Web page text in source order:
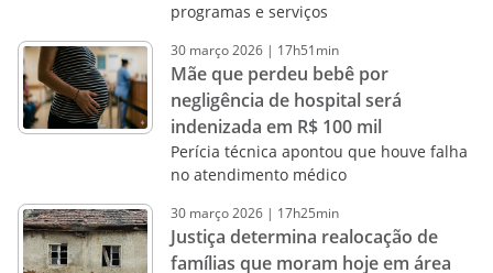
programas e serviços
30 março2026 | 17h51min
Mãe que perdeu bebê por
negligência de hospital será
indenizada em R$ 100 mil
Perícia técnica apontou que houve falha
no atendimento médico
30 março2026 | 17h25min
Justiça determina realocação de
famílias que moram hoje em área